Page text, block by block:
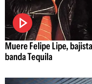
Muere Felipe Lipe,
banda Tequila